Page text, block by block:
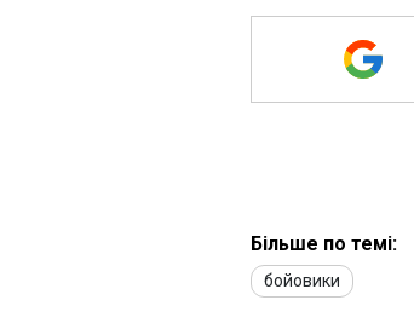
Більше по темі:
бойовики